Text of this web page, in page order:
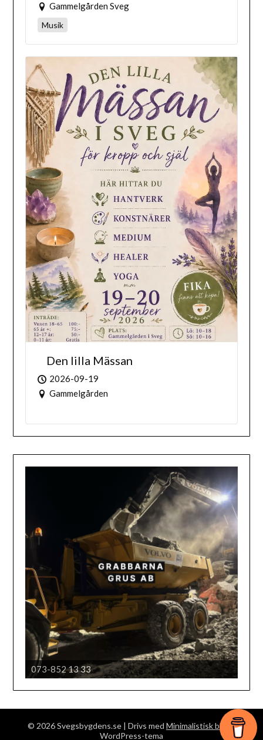
Gammelgården Sveg
Musik
Den lilla Mässan
2026-09-19
Gammelgården
073-852 13 33
Härjedalens automobil klubb
© 2026 Svegsbygdens.se | Drivs med Minimalistisk blogg
WordPress-tema